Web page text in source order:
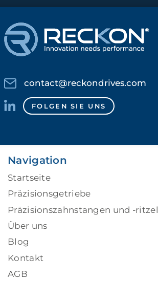
contact@reckondrives.com
FOLGEN SIE UNS
Navigation
Startseite
Präzisionsgetriebe
Präzisionszahnstangen und -ritzel
Über uns
Blog
Kontakt
AGB